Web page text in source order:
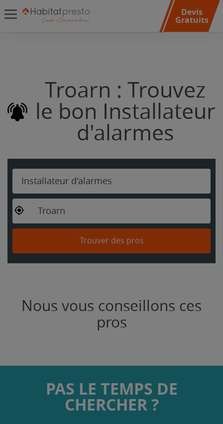
Devis
Gratuits
Troarn : Trouvez
le bon Installateur
d'alarmes
Installateur d'alarmes
Troarn
Trouver des pros
Nous vous conseillons ces
pros
PAS LE TEMPS DE
CHERCHER ?